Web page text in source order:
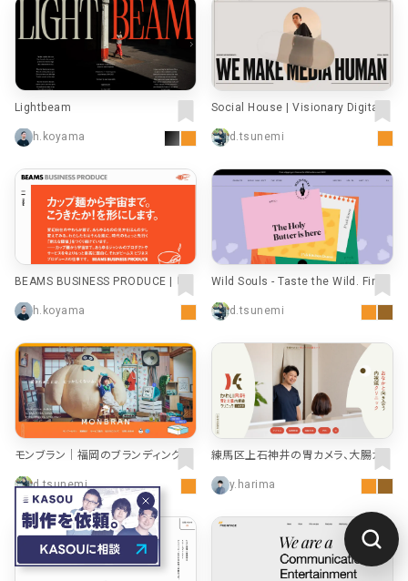
Lightbeam
h.koyama
Social House | Visionary Digital G
d.tsunemi
BEAMS BUSINESS PRODUCE | ビ
h.koyama
Wild Souls - Taste the Wild. Find
d.tsunemi
モンブラン｜福岡のブランディング会
d.tsunemi
練馬区上石神井の胃カメラ、大腸カメ
ラなら、かわい内科 胃と大腸内視鏡
クリニック｜内科、健康診断、発熱外
y.harima